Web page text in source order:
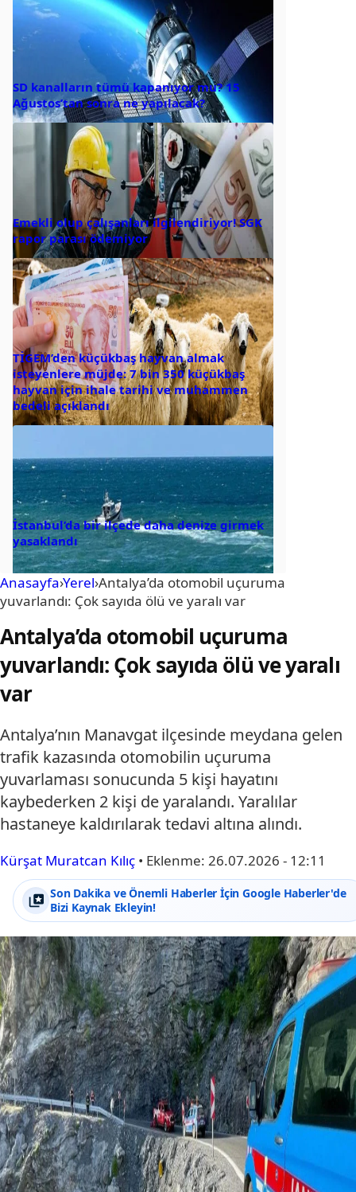
SD kanalların tümü kapanıyor mu? 15
Ağustos’tan sonra ne yapılacak?
Emekli olup çalışanları ilgilendiriyor! SGK
rapor parası ödemiyor
TİGEM’den küçükbaş hayvan almak
isteyenlere müjde: 7 bin 350 küçükbaş
hayvan için ihale tarihi ve muhammen
bedeli açıklandı
İstanbul’da bir ilçede daha denize girmek
yasaklandı
Anasayfa›Yerel›Antalya’da otomobil uçuruma
yuvarlandı: Çok sayıda ölü ve yaralı var
Antalya’da otomobil uçuruma
yuvarlandı: Çok sayıda ölü ve yaralı
var
Antalya’nın Manavgat ilçesinde meydana gelen
trafik kazasında otomobilin uçuruma
yuvarlaması sonucunda 5 kişi hayatını
kaybederken 2 kişi de yaralandı. Yaralılar
hastaneye kaldırılarak tedavi altına alındı.
Kürşat Muratcan Kılıç • Eklenme: 26.07.2026 - 12:11
Son Dakika ve Önemli Haberler İçin Google Haberler'de
Bizi Kaynak Ekleyin!